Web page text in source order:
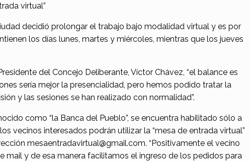
virtual”
decidió prolongar el trabajo bajo modalidad virtual y es por
los días lunes, martes y miércoles, mientras que los jueves
del Concejo Deliberante, Víctor Chávez, “el balance es
sería mejor la presencialidad, pero hemos podido tratar la
y las sesiones se han realizado con normalidad”.
como “la Banca del Pueblo”, se encuentra habilitado sólo a
vecinos interesados podrán utilizar la “mesa de entrada virtual”
mesaentradavirtual@gmail.com. “Positivamente el vecino
mail y de esa manera facilitamos el ingreso de los pedidos para